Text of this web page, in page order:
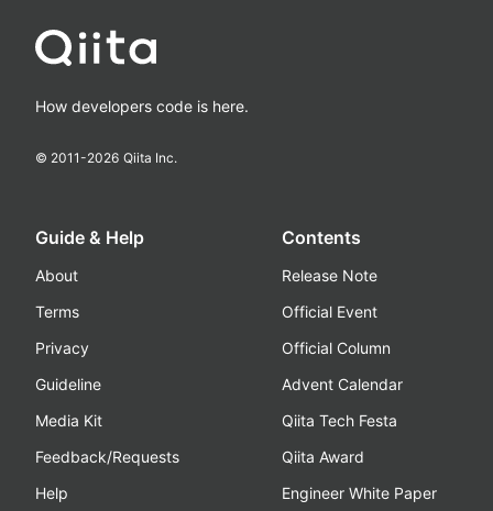
How developers code is here.
© 2011-2026 Qiita Inc.
Guide & Help
About
Terms
Privacy
Guideline
Media Kit
Feedback/Requests
Help
Contents
Release Note
Official Event
Official Column
Advent Calendar
Qiita Tech Festa
Qiita Award
Engineer White Paper